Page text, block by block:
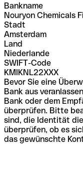
Bankname
Nouryon Chemicals
Stadt
Amsterdam
Land
Niederlande
SWIFT-Code
KMIKNL22XXX
Bevor Sie eine
Bank aus
Bank oder dem
überprüfen. Bitte
sind, die Identität
überprüfen, ob es
das gewünschte